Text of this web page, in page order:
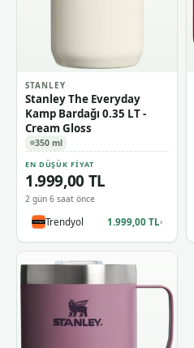
STANLEY
Stanley The Everyday
Kamp Bardağı 0.35 LT -
Cream Gloss
350 ml
EN DÜŞÜK FIYAT
1.999,00 TL
2 gün 6 saat önce
Trendyol 1.999,00 TL›